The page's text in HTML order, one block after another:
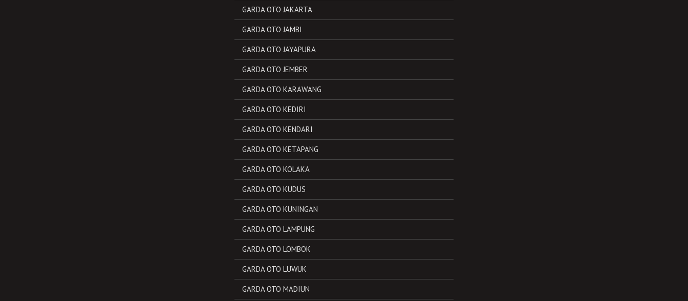
GARDA OTO JAKARTA
GARDA OTO JAMBI
GARDA OTO JAYAPURA
GARDA OTO JEMBER
GARDA OTO KARAWANG
GARDA OTO KEDIRI
GARDA OTO KENDARI
GARDA OTO KETAPANG
GARDA OTO KOLAKA
GARDA OTO KUDUS
GARDA OTO KUNINGAN
GARDA OTO LAMPUNG
GARDA OTO LOMBOK
GARDA OTO LUWUK
GARDA OTO MADIUN